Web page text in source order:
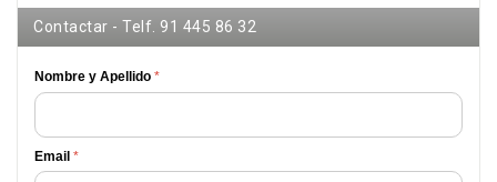
Contactar - Telf. 91 445 86 32
Nombre y Apellido *
Email *